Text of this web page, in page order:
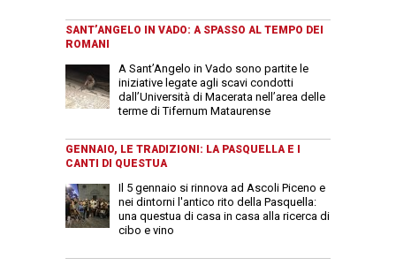
SANT’ANGELO IN VADO: A SPASSO AL TEMPO DEI
ROMANI
A Sant’Angelo in Vado sono partite le
iniziative legate agli scavi condotti
dall’Università di Macerata nell’area delle
terme di Tifernum Mataurense
GENNAIO, LE TRADIZIONI: LA PASQUELLA E I
CANTI DI QUESTUA
Il 5 gennaio si rinnova ad Ascoli Piceno e
nei dintorni l'antico rito della Pasquella:
una questua di casa in casa alla ricerca di
cibo e vino